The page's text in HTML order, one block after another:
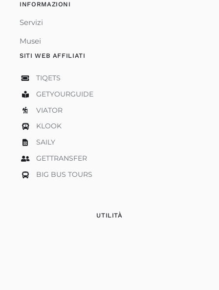
INFORMAZIONI
Servizi
Musei
SITI WEB AFFILIATI
TIQETS
GETYOURGUIDE
VIATOR
KLOOK
SAILY
GETTRANSFER
BIG BUS TOURS
UTILITÀ